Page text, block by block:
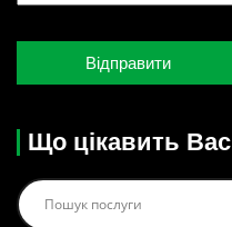
Що цікавить Вас